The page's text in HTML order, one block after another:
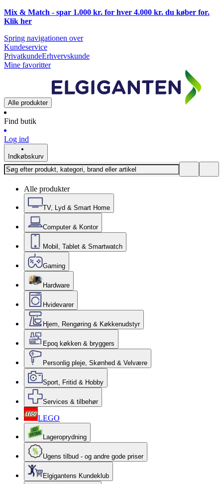
Mix & Match - spar 1.000 kr. for hver 4.000 kr. du køber for.
Klik her
Spring navigationen over
Kundeservice
PrivatkundeErhvervskunde
Mine favoritter
Alle produkter
Find butik
Log ind
Indkøbskurv
Alle produkter
TV, Lyd & Smart Home
Computer & Kontor
Mobil, Tablet & Smartwatch
Gaming
Hardware
Hvidevarer
Hjem, Rengøring & Køkkenudstyr
Epoq køkken & bryggers
Personlig pleje, Skønhed & Velvære
Sport, Fritid & Hobby
Services & tilbehør
LEGO
Lageroprydning
Ugens tilbud - og andre gode priser
Elgigantens Kundeklub